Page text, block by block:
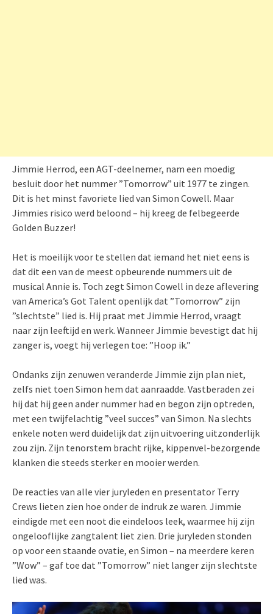
Jimmie Herrod, een AGT-deelnemer, nam een moedig
besluit door het nummer ”Tomorrow” uit 1977 te zingen.
Dit is het minst favoriete lied van Simon Cowell. Maar
Jimmies risico werd beloond – hij kreeg de felbegeerde
Golden Buzzer!
Het is moeilijk voor te stellen dat iemand het niet eens is
dat dit een van de meest opbeurende nummers uit de
musical Annie is. Toch zegt Simon Cowell in deze aflevering
van America’s Got Talent openlijk dat ”Tomorrow” zijn
”slechtste” lied is. Hij praat met Jimmie Herrod, vraagt
naar zijn leeftijd en werk. Wanneer Jimmie bevestigt dat hij
zanger is, voegt hij verlegen toe: ”Hoop ik.”
Ondanks zijn zenuwen veranderde Jimmie zijn plan niet,
zelfs niet toen Simon hem dat aanraadde. Vastberaden zei
hij dat hij geen ander nummer had en begon zijn optreden,
met een twijfelachtig ”veel succes” van Simon. Na slechts
enkele noten werd duidelijk dat zijn uitvoering uitzonderlijk
zou zijn. Zijn tenorstem bracht rijke, kippenvel-bezorgende
klanken die steeds sterker en mooier werden.
De reacties van alle vier juryleden en presentator Terry
Crews lieten zien hoe onder de indruk ze waren. Jimmie
eindigde met een noot die eindeloos leek, waarmee hij zijn
ongelooflijke zangtalent liet zien. Drie juryleden stonden
op voor een staande ovatie, en Simon – na meerdere keren
”Wow” – gaf toe dat ”Tomorrow” niet langer zijn slechtste
lied was.